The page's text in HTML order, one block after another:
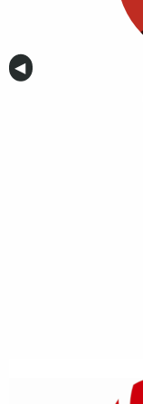
Anterior
◀︎